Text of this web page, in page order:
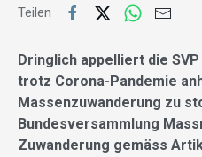
Teilen
Dringlich appelliert die
trotz Corona-Pandemie
Massenzuwanderung zu
Bundesversammlung
Zuwanderung gemäss